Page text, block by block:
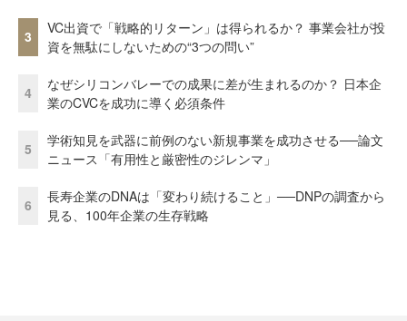
3
VC出資で「戦略的リターン」は得られるか？ 事業会社が投
資を無駄にしないための“3つの問い”
4
なぜシリコンバレーでの成果に差が生まれるのか？ 日本企
業のCVCを成功に導く必須条件
5
学術知見を武器に前例のない新規事業を成功させる──論文
ニュース「有用性と厳密性のジレンマ」
6
長寿企業のDNAは「変わり続けること」──DNPの調査から
見る、100年企業の生存戦略